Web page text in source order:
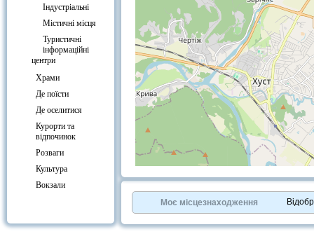
Індустріальні
Містичні місця
Туристичні
інформаційні
центри
Храми
Де поїсти
Де оселитися
Курорти та
відпочинок
Розваги
Культура
Вокзали
OpenStreetMapcontributors.
»
Моє місцезнаходження